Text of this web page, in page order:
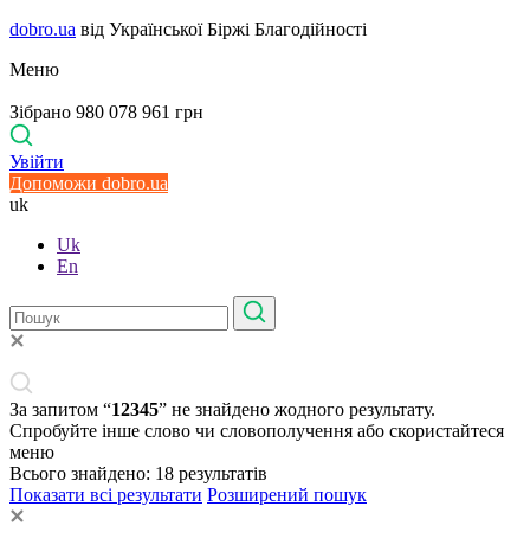
dobro.ua від Української Біржі Благодійності
Меню
Зібрано 980 078 961 грн
Увійти
Допоможи dobro.ua
uk
Uk
En
За запитом “12345” не знайдено жодного результату.
Спробуйте інше слово чи словополучення або скористайтеся
меню
Всього знайдено: 18 результатів
Показати всі результати Розширений пошук